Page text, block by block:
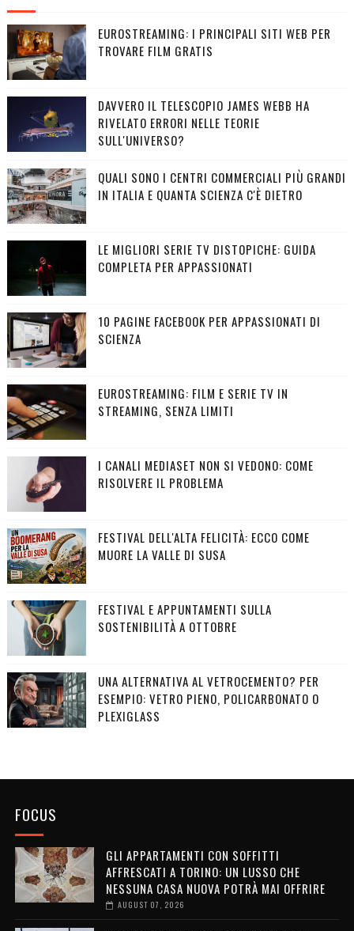
EUROSTREAMING: I PRINCIPALI SITI WEB PER
TROVARE FILM GRATIS
DAVVERO IL TELESCOPIO JAMES WEBB HA
RIVELATO ERRORI NELLE TEORIE
SULL'UNIVERSO?
QUALI SONO I CENTRI COMMERCIALI PIÙ GRANDI
IN ITALIA E QUANTA SCIENZA C'È DIETRO
LE MIGLIORI SERIE TV DISTOPICHE: GUIDA
COMPLETA PER APPASSIONATI
10 PAGINE FACEBOOK PER APPASSIONATI DI
SCIENZA
EUROSTREAMING: FILM E SERIE TV IN
STREAMING, SENZA LIMITI
I CANALI MEDIASET NON SI VEDONO: COME
RISOLVERE IL PROBLEMA
FESTIVAL DELL'ALTA FELICITÀ: ECCO COME
MUORE LA VALLE DI SUSA
FESTIVAL E APPUNTAMENTI SULLA
SOSTENIBILITÀ A OTTOBRE
UNA ALTERNATIVA AL VETROCEMENTO? PER
ESEMPIO: VETRO PIENO, POLICARBONATO O
PLEXIGLASS
FOCUS
GLI APPARTAMENTI CON SOFFITTI
AFFRESCATI A TORINO: UN LUSSO CHE
NESSUNA CASA NUOVA POTRÀ MAI OFFRIRE
AUGUST 07, 2026